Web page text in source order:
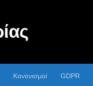
Κανονισμοί GDPR